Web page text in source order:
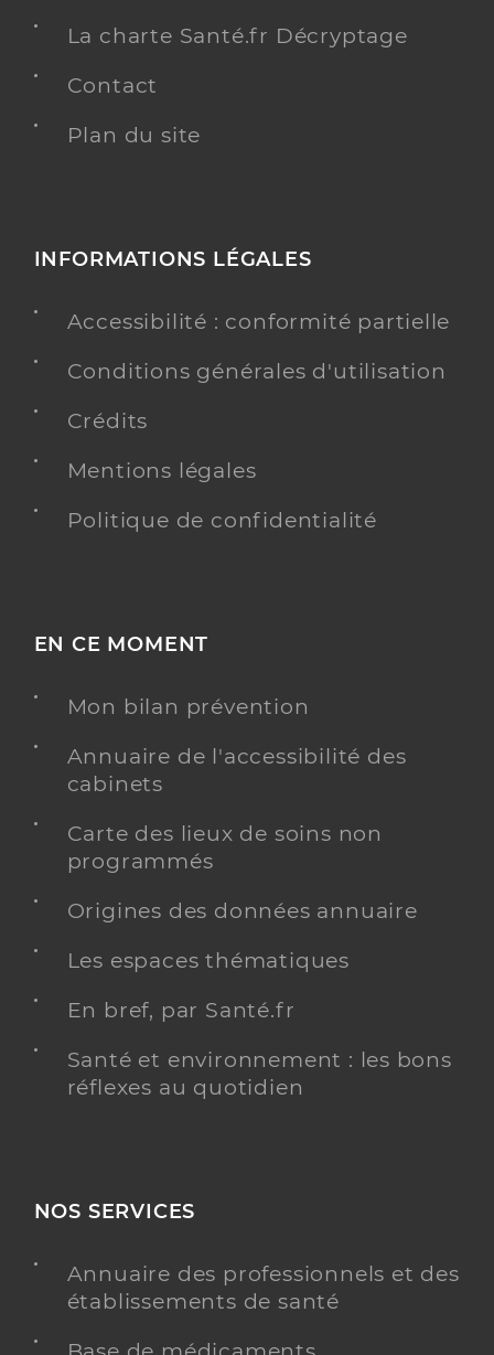
La charte Santé.fr Décryptage
Contact
Plan du site
INFORMATIONS LÉGALES
Accessibilité : conformité partielle
Conditions générales d'utilisation
Crédits
Mentions légales
Politique de confidentialité
EN CE MOMENT
Mon bilan prévention
Annuaire de l'accessibilité des
cabinets
Carte des lieux de soins non
programmés
Origines des données annuaire
Les espaces thématiques
En bref, par Santé.fr
Santé et environnement : les bons
réflexes au quotidien
NOS SERVICES
Annuaire des professionnels et des
établissements de santé